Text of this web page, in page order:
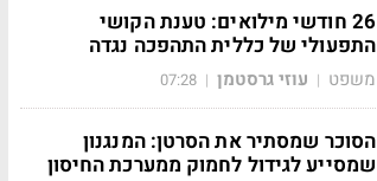
26 חודשי מילואים: טענת הקושי
התפעולי של כללית התהפכה נגדה
משפט | עוזי גרסטמן |
07:28
הסוכר שמסתיר את הסרטן: המנגנון
שמסייע לגידול לחמוק ממערכת החיסון